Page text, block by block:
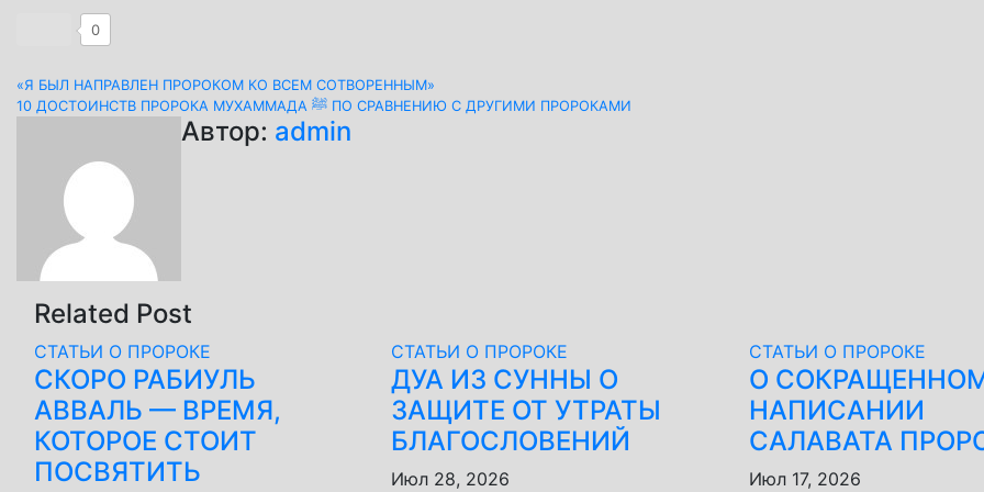
0
Навигация
записям
«Я БЫЛ НАПРАВЛЕН ПРОРОКОМ КО ВСЕМ СОТВОРЕННЫМ»
10 ДОСТОИНСТВ ПРОРОКА МУХАММАДА ﷺ ПО СРАВНЕНИЮ С ДРУГИМИ ПРОРОКАМИ
Автор: admin
Related Post
СТАТЬИ О ПРОРОКЕ
СКОРО РАБИУЛЬ
АВВАЛЬ — ВРЕМЯ,
КОТОРОЕ СТОИТ
ПОСВЯТИТЬ
СТАТЬИ О ПРОРОКЕ
ДУА ИЗ СУННЫ О
ЗАЩИТЕ ОТ УТРАТЫ
БЛАГОСЛОВЕНИЙ
Июл 28, 2026
СТАТЬИ О ПРОРОКЕ
О
НАПИСАНИИ
Июл 17, 2026